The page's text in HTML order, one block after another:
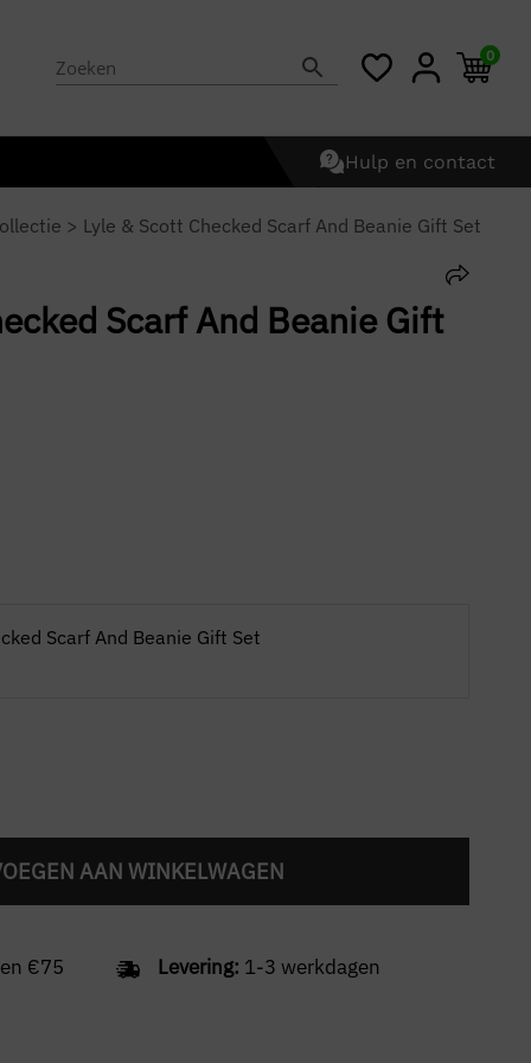
0
Hulp en contact
> Lyle & Scott Checked Scarf And Beanie Gift Set
Scarf And Beanie Gift
Scarf And Beanie Gift Set
AAN WINKELWAGEN
€75 Levering: 1-3 werkdagen